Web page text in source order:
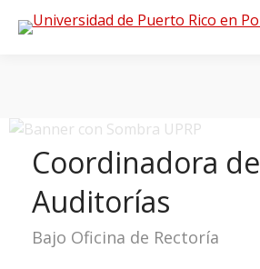
Coordinadora de
Auditorías
Bajo Oficina de Rectoría